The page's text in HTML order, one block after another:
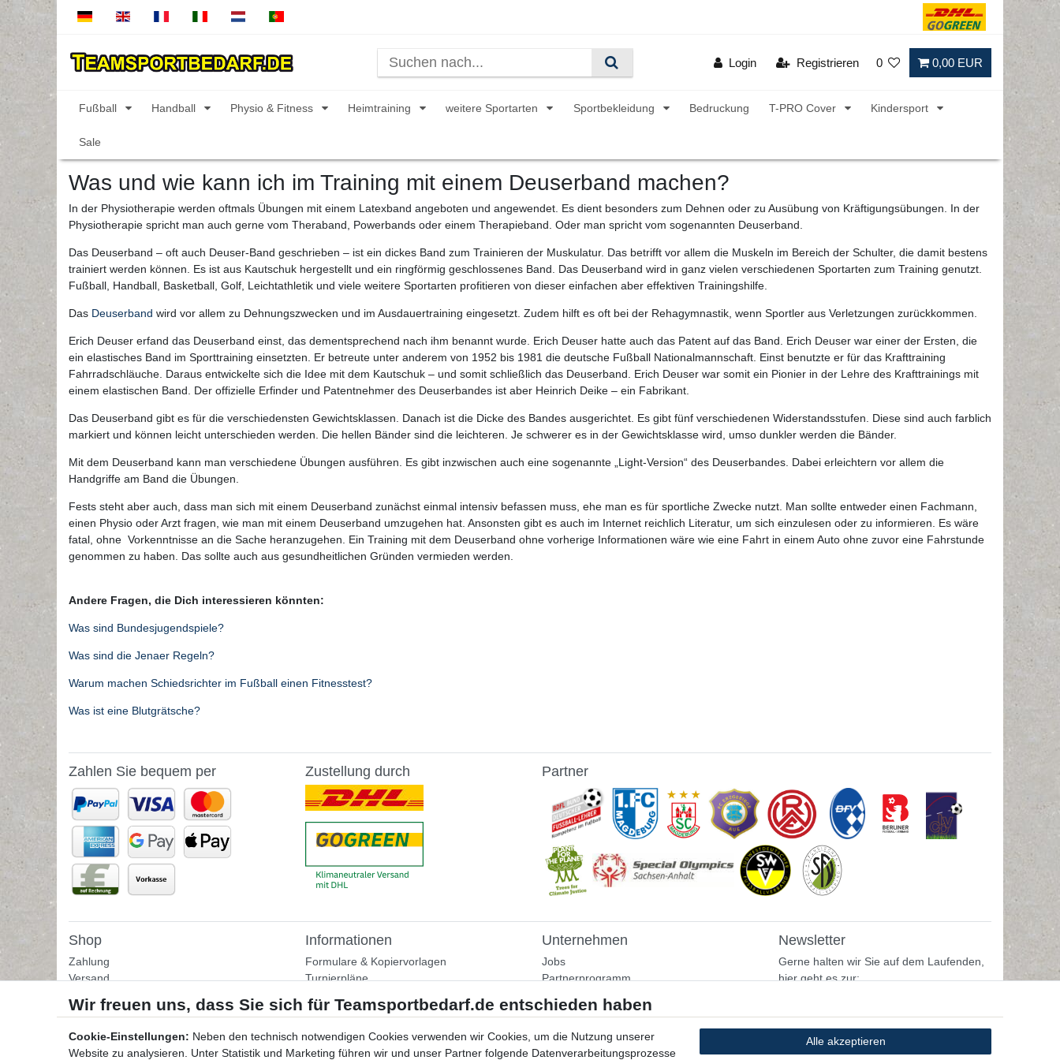
Login Registrieren 0 0,00 EUR
Fußball Handball Physio & Fitness Heimtraining weitere Sportarten Sportbekleidung Bedruckung T-PRO Cover Kindersport
Sale
Was und wie kann ich im Training mit einem Deuserband machen?
In der Physiotherapie werden oftmals Übungen mit einem Latexband angeboten und angewendet. Es dient besonders zum Dehnen oder zu Ausübung von Kräftigungsübungen. In der
Physiotherapie spricht man auch gerne vom Theraband, Powerbands oder einem Therapieband. Oder man spricht vom sogenannten Deuserband.
Das Deuserband – oft auch Deuser-Band geschrieben – ist ein dickes Band zum Trainieren der Muskulatur. Das betrifft vor allem die Muskeln im Bereich der Schulter, die damit bestens
trainiert werden können. Es ist aus Kautschuk hergestellt und ein ringförmig geschlossenes Band. Das Deuserband wird in ganz vielen verschiedenen Sportarten zum Training genutzt.
Fußball, Handball, Basketball, Golf, Leichtathletik und viele weitere Sportarten profitieren von dieser einfachen aber effektiven Trainingshilfe.
Das Deuserband wird vor allem zu Dehnungszwecken und im Ausdauertraining eingesetzt. Zudem hilft es oft bei der Rehagymnastik, wenn Sportler aus Verletzungen zurückkommen.
Erich Deuser erfand das Deuserband einst, das dementsprechend nach ihm benannt wurde. Erich Deuser hatte auch das Patent auf das Band. Erich Deuser war einer der Ersten, die
ein elastisches Band im Sporttraining einsetzten. Er betreute unter anderem von 1952 bis 1981 die deutsche Fußball Nationalmannschaft. Einst benutzte er für das Krafttraining
Fahrradschläuche. Daraus entwickelte sich die Idee mit dem Kautschuk – und somit schließlich das Deuserband. Erich Deuser war somit ein Pionier in der Lehre des Krafttrainings mit
einem elastischen Band. Der offizielle Erfinder und Patentnehmer des Deuserbandes ist aber Heinrich Deike – ein Fabrikant.
Das Deuserband gibt es für die verschiedensten Gewichtsklassen. Danach ist die Dicke des Bandes ausgerichtet. Es gibt fünf verschiedenen Widerstandsstufen. Diese sind auch farblich
markiert und können leicht unterschieden werden. Die hellen Bänder sind die leichteren. Je schwerer es in der Gewichtsklasse wird, umso dunkler werden die Bänder.
Mit dem Deuserband kann man verschiedene Übungen ausführen. Es gibt inzwischen auch eine sogenannte „Light-Version“ des Deuserbandes. Dabei erleichtern vor allem die
Handgriffe am Band die Übungen.
Fests steht aber auch, dass man sich mit einem Deuserband zunächst einmal intensiv befassen muss, ehe man es für sportliche Zwecke nutzt. Man sollte entweder einen Fachmann,
einen Physio oder Arzt fragen, wie man mit einem Deuserband umzugehen hat. Ansonsten gibt es auch im Internet reichlich Literatur, um sich einzulesen oder zu informieren. Es wäre
fatal, ohne Vorkenntnisse an die Sache heranzugehen. Ein Training mit dem Deuserband ohne vorherige Informationen wäre wie eine Fahrt in einem Auto ohne zuvor eine Fahrstunde
genommen zu haben. Das sollte auch aus gesundheitlichen Gründen vermieden werden.
Andere Fragen, die Dich interessieren könnten:
Was sind Bundesjugendspiele?
Was sind die Jenaer Regeln?
Warum machen Schiedsrichter im Fußball einen Fitnesstest?
Was ist eine Blutgrätsche?
Zahlen Sie bequem per Zustellung durch Partner
Shop
Zahlung
Versand
Helpcenter
Bestellformular
Informationen
Formulare & Kopiervorlagen
Turnierpläne
Tipps & Informationen
Unternehmen
Jobs
Partnerprogramm
Bestellung widerrufen
Datenschutzerklärung
Newsletter
Gerne halten wir Sie auf dem Laufenden,
hier geht es zur:
Cookie-Einstellungen: Neben den technisch notwendigen Cookies verwenden wir Cookies, um die Nutzung unserer
Website zu analysieren. Unter Statistik und Marketing führen wir und unser Partner folgende Datenverarbeitungsprozesse
Alle akzeptieren